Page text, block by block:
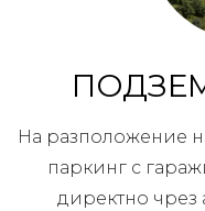
На разположение
паркинг с
директно чрез